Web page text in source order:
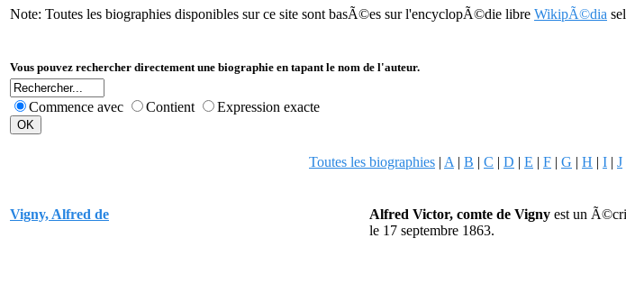
Note: Toutes les biographies disponibles sur ce site sont basÃ©es sur l'encyclopÃ©die libre WikipÃ©dia
Vous pouvez rechercher directement une biographie en tapant le nom de l'auteur.
Commence avec Contient Expression exacte
Toutes les biographies | A | B | C | D | E | F | G | H | I | J
Vigny, Alfred de Alfred Victor, comte de Vigny est un
le 17 septembre 1863.